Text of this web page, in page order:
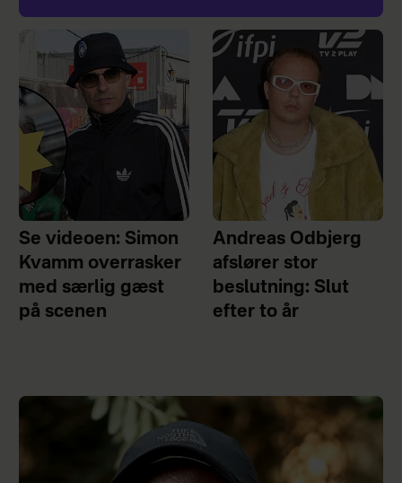
Se videoen: Simon
Kvamm overrasker
med særlig gæst
på scenen
Andreas Odbjerg
afslører stor
beslutning: Slut
efter to år